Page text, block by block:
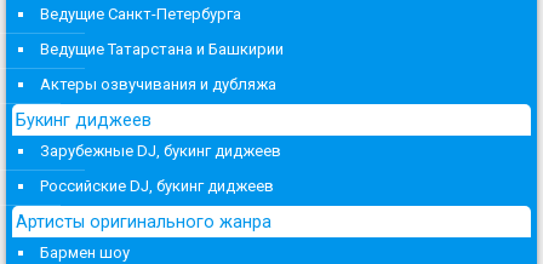
Ведущие Санкт-Петербурга
Ведущие Татарстана и Башкирии
Актеры озвучивания и дубляжа
Букинг диджеев
Зарубежные DJ, букинг диджеев
Российские DJ, букинг диджеев
Артисты оригинального жанра
Бармен шоу